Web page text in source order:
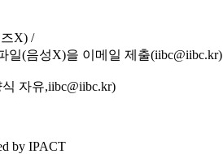
X) /
일(음성X)을 이메일 제출(iibc@iibc.kr)
자유,iibc@iibc.kr)
by IPACT